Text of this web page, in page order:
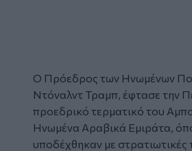
Ο Πρόεδρος των Ηνωμένων
Ντόναλντ Τραμπ, έφτασε την
προεδρικό τερματικό του
Ηνωμένα Αραβικά Εμιράτα,
υποδέχθηκαν με στρατιωτικές